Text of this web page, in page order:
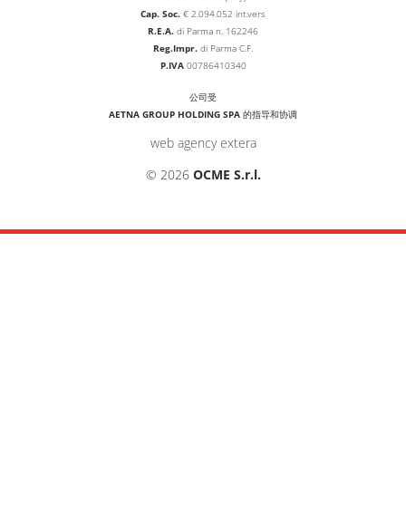
Cap. Soc. € 2.094.052 int.vers
R.E.A. di Parma n. 162246
Reg.Impr. di Parma C.F.
P.IVA00786410340
公司受
AETNA GROUP HOLDING SPA 的指导和协调
web agency extera
© 2026 OCME S.r.l.